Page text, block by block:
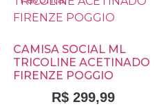
CAMISA SOCIAL ML
TRICOLINE ACETINADO
FIRENZE POGGIO
R$ 299,99